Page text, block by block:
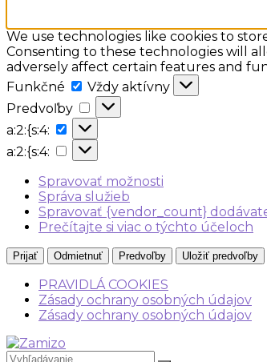
We use technologies like cookies to
Consenting to these technologies will
adversely affect certain features and
Funkčné
Funkčné
Vždy aktívny
Predvoľby
Predvoľby
a:2:{s:4:
a:2:
{s:4:
a:2:{s:4:
a:2:
{s:4:
Spravovať možnosti
Správa služieb
Spravovať {vendor_count}
Prečítajte si viac o týchto účeloch
Prijať Odmietnuť Predvoľby Uložiť predvoľby
PRAVIDLÁ COOKIES
Zásady ochrany osobných údajov
Zásady ochrany osobných údajov